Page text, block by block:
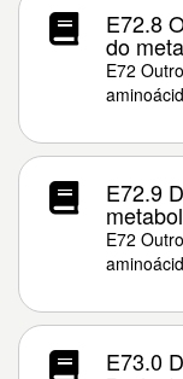
E72.8
do
E72
E72.9
E72
E73.0